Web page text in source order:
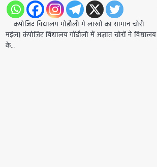
कंपोजिट विद्यालय गोंडौली में लाखों का सामान चोरी
मईल। कंपोजिट विद्यालय गोंडौली में अज्ञात चोरों ने विद्यालय
के…